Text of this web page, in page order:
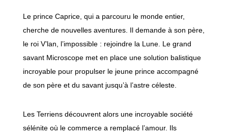
Le prince Caprice, qui a parcouru le monde entier,
cherche de nouvelles aventures. Il demande à son père,
le roi V’lan, l’impossible : rejoindre la Lune. Le grand
savant Microscope met en place une solution balistique
incroyable pour propulser le jeune prince accompagné
de son père et du savant jusqu’à l’astre céleste.
Les Terriens découvrent alors une incroyable société
sélénite où le commerce a remplacé l’amour. Ils